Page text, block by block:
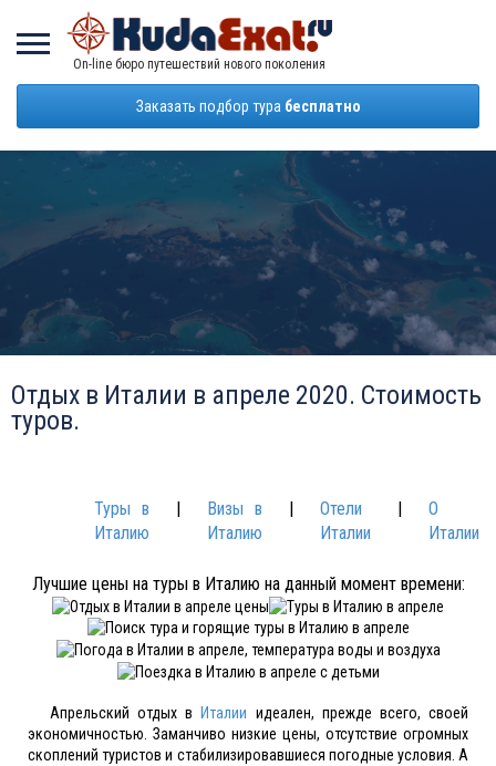
On-line бюро путешествий нового поколения
Заказать подбор тура бесплатно
Отдых в Италии в апреле 2020. Стоимость
туров.
Туры в
Италию
|
Визы в
Италию
|
Отели
Италии
|
О
Италии
Лучшие цены на туры в Италию на данный момент времени:
Апрельский отдых в Италии идеален, прежде всего, своей
экономичностью. Заманчиво низкие цены, отсутствие огромных
скоплений туристов и стабилизировавшиеся погодные условия. А